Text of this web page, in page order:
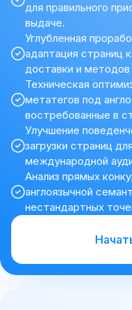
для правильного
выдаче.
Углубленная
адаптация страниц
доставки и методов
Техническая
метатегов под
востребованные в
Улучшение
загрузки страниц
международной
Анализ прямых
англоязычной
нестандартных